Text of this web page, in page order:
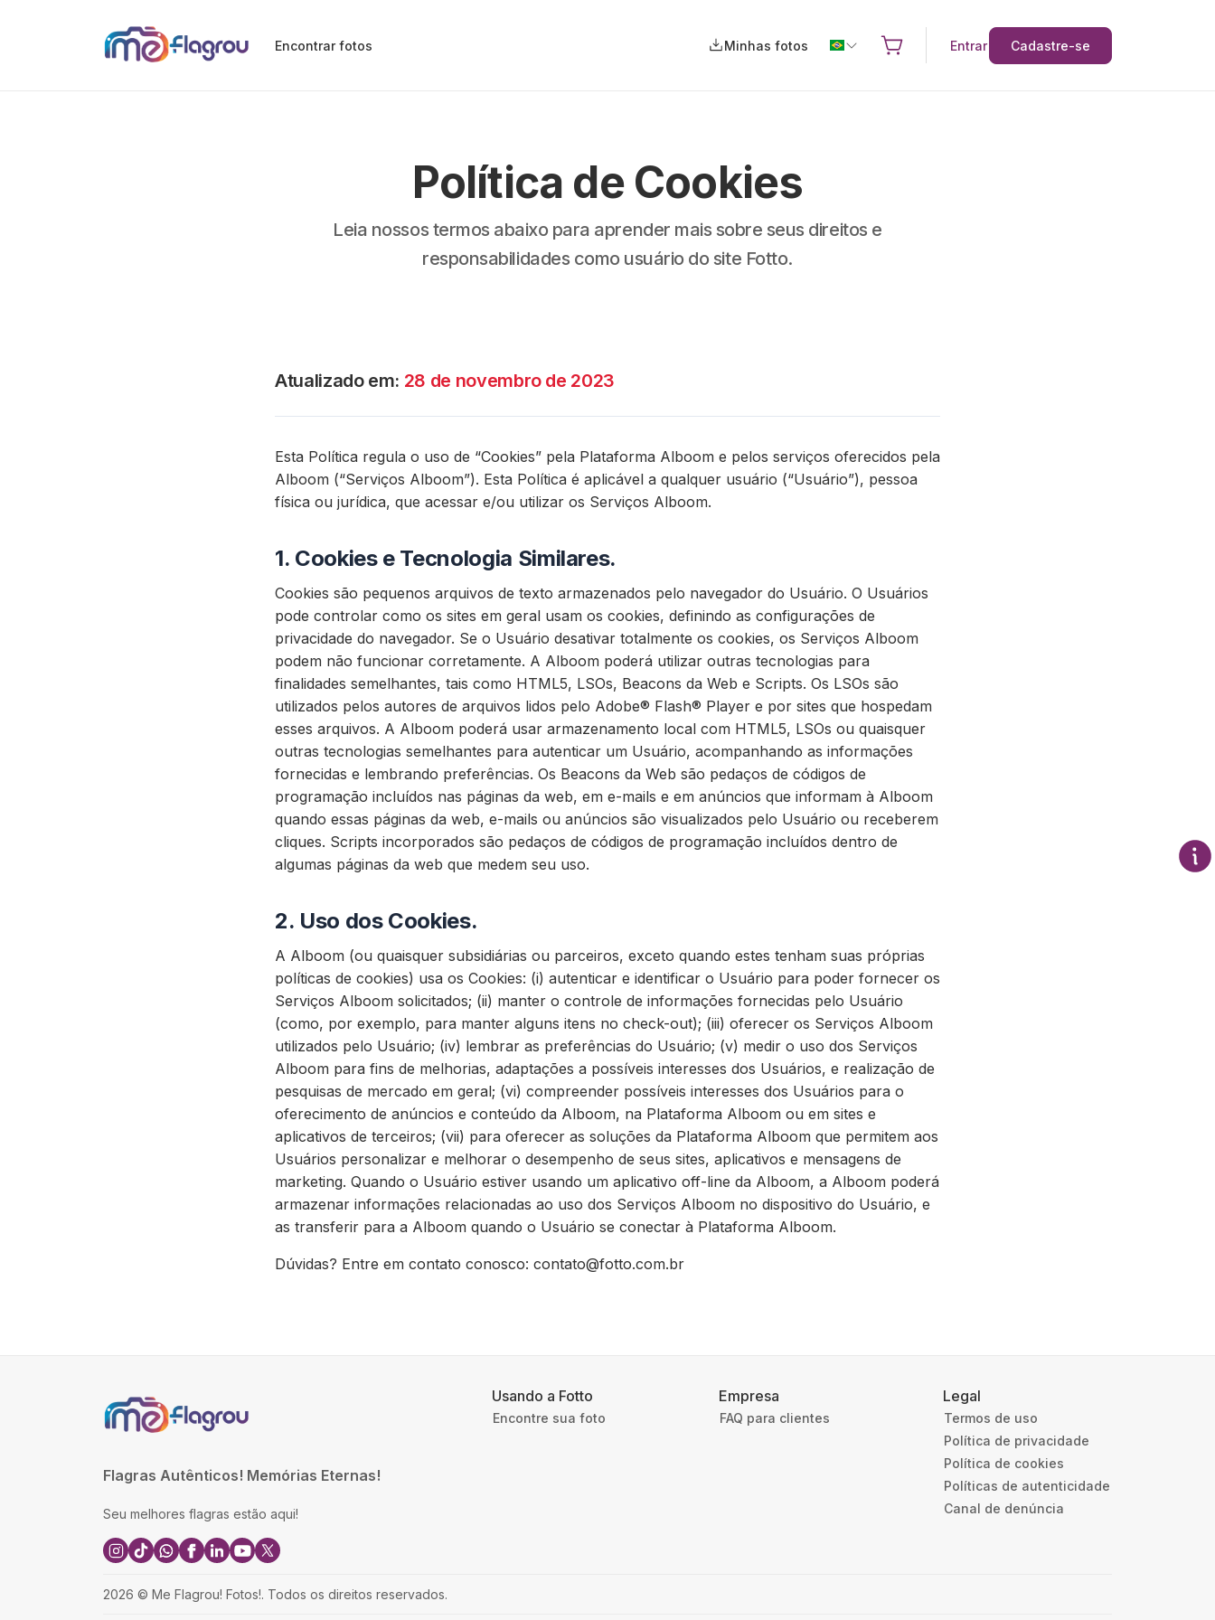
Encontrar fotos Minhas fotos Entrar Cadastre-se
Política de Cookies
Leia nossos termos abaixo para aprender mais sobre seus direitos e
responsabilidades como usuário do site Fotto.
Atualizado em: 28 de novembro de 2023
Esta Política regula o uso de “Cookies” pela Plataforma Alboom e pelos serviços oferecidos pela
Alboom (“Serviços Alboom”). Esta Política é aplicável a qualquer usuário (“Usuário”), pessoa
física ou jurídica, que acessar e/ou utilizar os Serviços Alboom.
1. Cookies e Tecnologia Similares.
Cookies são pequenos arquivos de texto armazenados pelo navegador do Usuário. O Usuários
pode controlar como os sites em geral usam os cookies, definindo as configurações de
privacidade do navegador. Se o Usuário desativar totalmente os cookies, os Serviços Alboom
podem não funcionar corretamente. A Alboom poderá utilizar outras tecnologias para
finalidades semelhantes, tais como HTML5, LSOs, Beacons da Web e Scripts. Os LSOs são
utilizados pelos autores de arquivos lidos pelo Adobe® Flash® Player e por sites que hospedam
esses arquivos. A Alboom poderá usar armazenamento local com HTML5, LSOs ou quaisquer
outras tecnologias semelhantes para autenticar um Usuário, acompanhando as informações
fornecidas e lembrando preferências. Os Beacons da Web são pedaços de códigos de
programação incluídos nas páginas da web, em e-mails e em anúncios que informam à Alboom
quando essas páginas da web, e-mails ou anúncios são visualizados pelo Usuário ou receberem
cliques. Scripts incorporados são pedaços de códigos de programação incluídos dentro de
algumas páginas da web que medem seu uso.
2. Uso dos Cookies.
A Alboom (ou quaisquer subsidiárias ou parceiros, exceto quando estes tenham suas próprias
políticas de cookies) usa os Cookies: (i) autenticar e identificar o Usuário para poder fornecer os
Serviços Alboom solicitados; (ii) manter o controle de informações fornecidas pelo Usuário
(como, por exemplo, para manter alguns itens no check-out); (iii) oferecer os Serviços Alboom
utilizados pelo Usuário; (iv) lembrar as preferências do Usuário; (v) medir o uso dos Serviços
Alboom para fins de melhorias, adaptações a possíveis interesses dos Usuários, e realização de
pesquisas de mercado em geral; (vi) compreender possíveis interesses dos Usuários para o
oferecimento de anúncios e conteúdo da Alboom, na Plataforma Alboom ou em sites e
aplicativos de terceiros; (vii) para oferecer as soluções da Plataforma Alboom que permitem aos
Usuários personalizar e melhorar o desempenho de seus sites, aplicativos e mensagens de
marketing. Quando o Usuário estiver usando um aplicativo off-line da Alboom, a Alboom poderá
armazenar informações relacionadas ao uso dos Serviços Alboom no dispositivo do Usuário, e
as transferir para a Alboom quando o Usuário se conectar à Plataforma Alboom.
Dúvidas? Entre em contato conosco: contato@fotto.com.br
Flagras Autênticos! Memórias Eternas!
Seu melhores flagras estão aqui!
Usando a Fotto
Encontre sua foto
Empresa
FAQ para clientes
Legal
Termos de uso
Política de privacidade
Política de cookies
Políticas de autenticidade
Canal de denúncia
2026 © Me Flagrou! Fotos!. Todos os direitos reservados.